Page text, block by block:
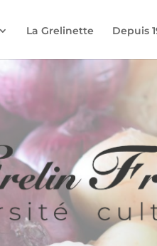
La Grelinette Depuis